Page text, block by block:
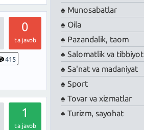
0
ta javob
415
1
ta javob
Munosabatlar
Oila
Pazandalik, taom
Salomatlik va tibbiyot
Sa'nat va madaniyat
Sport
Tovar va xizmatlar
Turizm, sayohat